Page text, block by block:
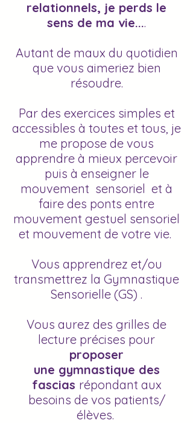
relationnels, je perds le
sens de ma vie....
Autant de maux du quotidien
que vous aimeriez bien
résoudre.
Par des exercices simples et
accessibles à toutes et tous, je
me propose de vous
apprendre à mieux percevoir
puis à enseigner le
mouvement sensoriel et à
faire des ponts entre
mouvement gestuel sensoriel
et mouvement de votre vie.
Vous apprendrez et/ou
transmettrez la Gymnastique
Sensorielle (GS) .
Vous aurez des grilles de
lecture précises pour
proposer
une gymnastique des
fascias répondant aux
besoins de vos patients/
élèves.